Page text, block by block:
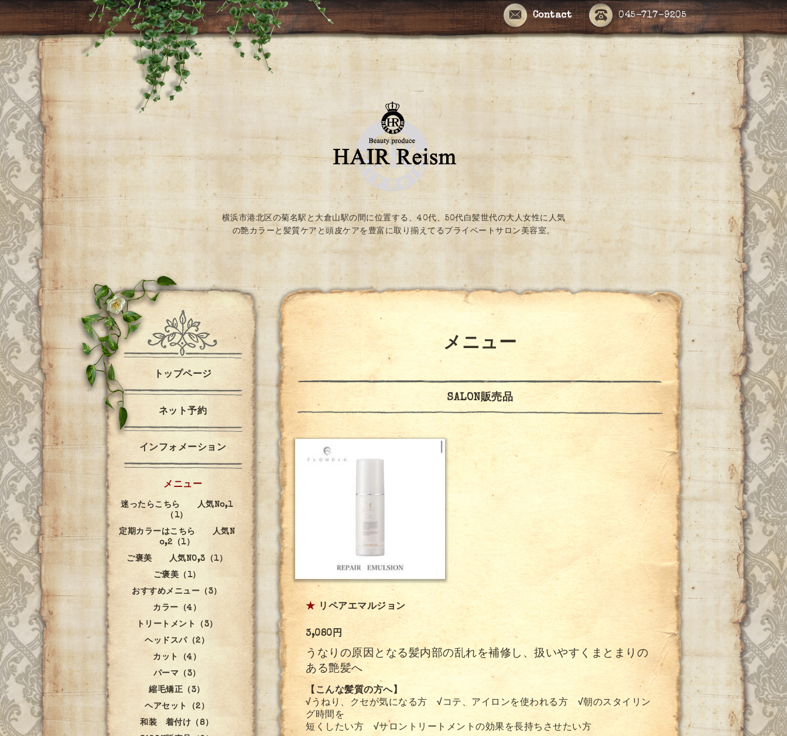
045-717-9205
Contact
横浜市港北区の菊名駅と大倉山駅の間に位置する、40代、50代白髪世代の大人女性に人気
の艶カラーと髪質ケアと頭皮ケアを豊富に取り揃えてるプライベートサロン美容室。
メニュー
SALON販売品
★ リペアエマルジョン
3,080円
うなりの原因となる髪内部の乱れを補修し、扱いやすくまとまりの
ある艶髪へ
【こんな髪質の方へ】
√ うねり、クセが気になる方√ コテ、アイロンを使われる方 √朝のスタイリン
グ時間を
短くしたい方 √サロントリートメントの効果を長持ちさせたい方
トップページ
ネット予約
インフォメーション
メニュー
迷ったらこちら 人気No,1
（1）
定期カラーはこちら 人気N
o,2（1）
ご褒美 人気NO,3（1）
ご褒美（1）
おすすめメニュー（3）
カラー（4）
トリートメント（3）
ヘッドスパ（2）
カット（4）
パーマ（3）
縮毛矯正（3）
ヘアセット（2）
和装 着付け（8）